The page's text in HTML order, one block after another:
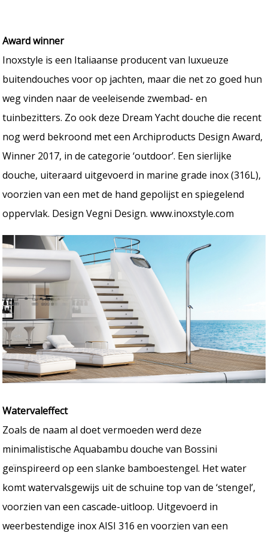
Award winner
Inoxstyle is een Italiaanse producent van luxueuze
buitendouches voor op jachten, maar die net zo goed hun
weg vinden naar de veeleisende zwembad- en
tuinbezitters. Zo ook deze Dream Yacht douche die recent
nog werd bekroond met een Archiproducts Design Award,
Winner 2017, in de categorie ‘outdoor’. Een sierlijke
douche, uiteraard uitgevoerd in marine grade inox (316L),
voorzien van een met de hand gepolijst en spiegelend
oppervlak. Design Vegni Design. www.inoxstyle.com
Watervaleffect
Zoals de naam al doet vermoeden werd deze
minimalistische Aquabambu douche van Bossini
geïnspireerd op een slanke bamboestengel. Het water
komt watervalsgewijs uit de schuine top van de ‘stengel’,
voorzien van een cascade-uitloop. Uitgevoerd in
weerbestendige inox AISI 316 en voorzien van een